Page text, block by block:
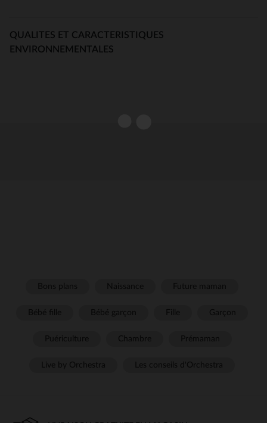
QUALITES ET CARACTERISTIQUES
ENVIRONNEMENTALES